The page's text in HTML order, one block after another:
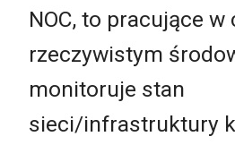
NOC, to pracujące w
rzeczywistym
monitoruje stan
sieci/infrastruktury